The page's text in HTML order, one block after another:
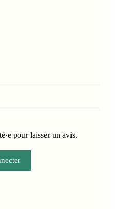
pour laisser un avis.